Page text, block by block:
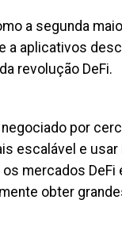
a segunda
a aplicativos
revolução DeFi.
por
escalável e
mercados DeFi
obter